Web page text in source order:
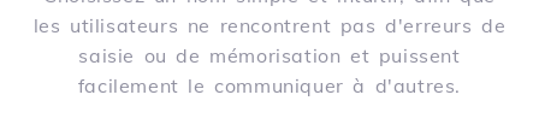
les utilisateurs ne rencontrent pas d'erreurs de
saisie ou de mémorisation et puissent
facilement le communiquer à d'autres.